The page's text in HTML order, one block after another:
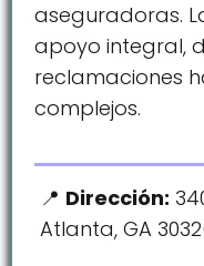
aseguradoras.
apoyo integral,
reclamaciones
complejos.
Dirección:
Atlanta, GA